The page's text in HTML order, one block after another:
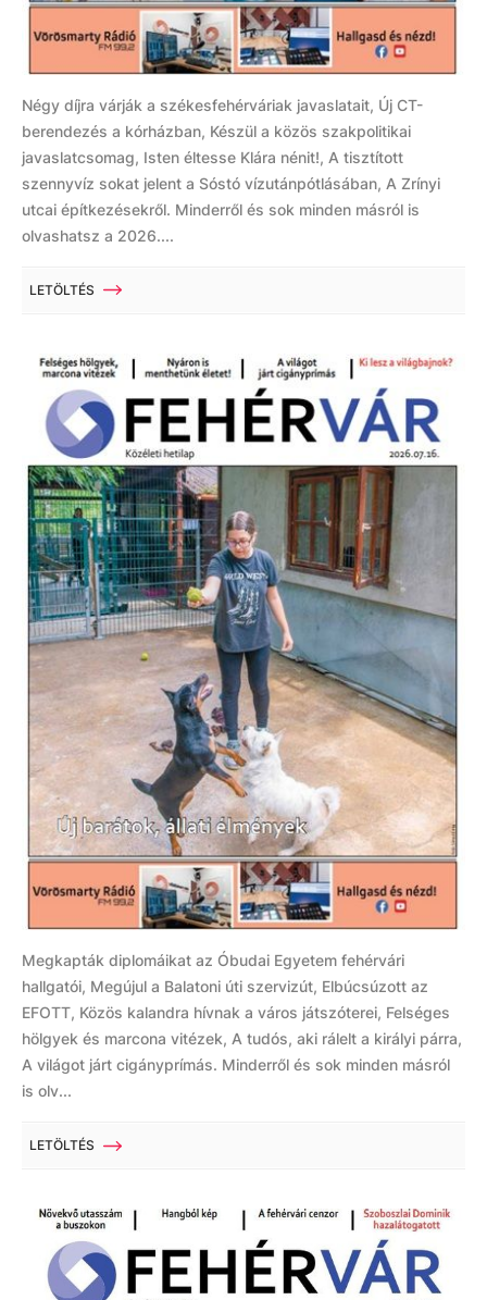
Négy díjra várják a székesfehérváriak javaslatait, Új CT-
berendezés a kórházban, Készül a közös szakpolitikai
javaslatcsomag, Isten éltesse Klára nénit!, A tisztított
szennyvíz sokat jelent a Sóstó vízutánpótlásában, A Zrínyi
utcai építkezésekről. Minderről és sok minden másról is
olvashatsz a 2026....
LETÖLTÉS
Megkapták diplomáikat az Óbudai Egyetem fehérvári
hallgatói, Megújul a Balatoni úti szervizút, Elbúcsúzott az
EFOTT, Közös kalandra hívnak a város játszóterei, Felséges
hölgyek és marcona vitézek, A tudós, aki rálelt a királyi párra,
A világot járt cigányprímás. Minderről és sok minden másról
is olv...
LETÖLTÉS